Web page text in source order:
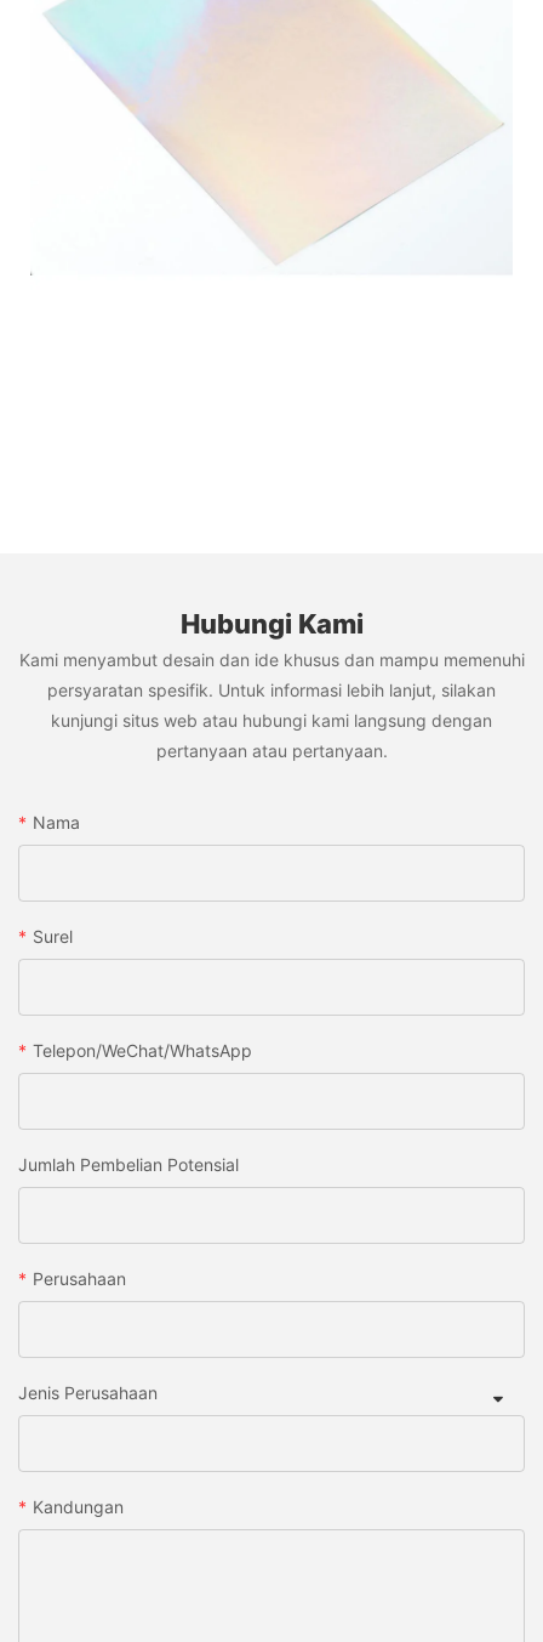
Hubungi Kami
Kami menyambut desain dan ide khusus dan mampu memenuhi
persyaratan spesifik. Untuk informasi lebih lanjut, silakan
kunjungi situs web atau hubungi kami langsung dengan
pertanyaan atau pertanyaan.
Nama
Surel
Telepon/WeChat/WhatsApp
Jumlah Pembelian Potensial
Perusahaan
Jenis Perusahaan
Kandungan